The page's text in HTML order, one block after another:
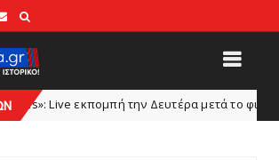
μετά το φιλικό Πανιώνιος – Ολυμπιακός Β’